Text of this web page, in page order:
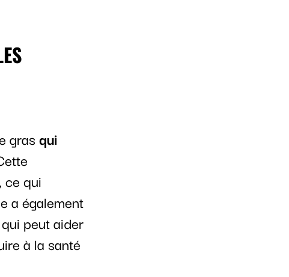
grasqui
ce qui
a également
peut aider
à la santé